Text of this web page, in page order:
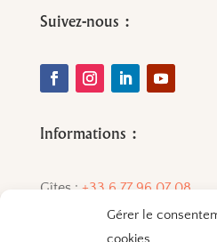
Gérer le
cookies
Suivez-nous :
Informations :
Gîtes : +33 6 77 96 07 08